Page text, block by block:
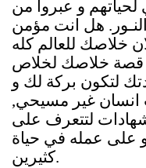
و عبروا من
هل انت مؤمن
خلاصك للعالم كله
قصة خلاصك لخلاص
لتكون بركة لك و
انسان غير مسيحي,
لتتعرف على
و على عمله في حياة
كثيرين.